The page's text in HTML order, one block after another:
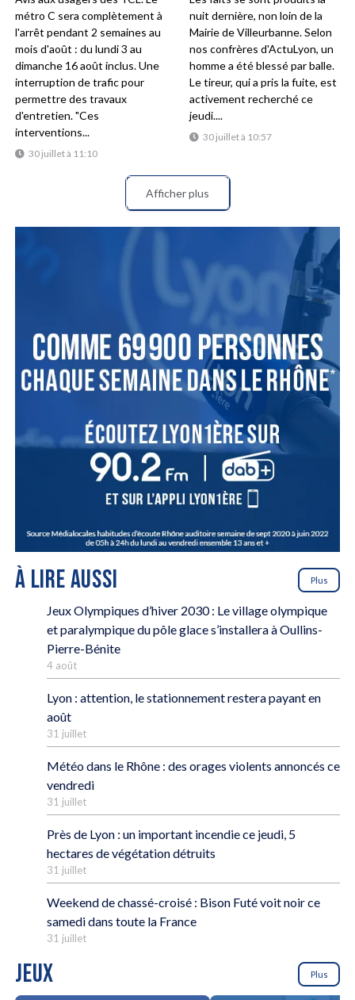
30 juillet à 11:10
métro C sera complètement à
l'arrêt pendant 2 semaines au
mois d'août : du lundi 3 au
dimanche 16 août inclus. Une
interruption de trafic pour
permettre des travaux
d'entretien. "Ces
interventions...
30 juillet à 10:57
nuit dernière, non loin de la
Mairie de Villeurbanne. Selon
nos confrères d'ActuLyon, un
homme a été blessé par balle.
Le tireur, qui a pris la fuite, est
activement recherché ce
jeudi....
Afficher plus
À LIRE AUSSI Plus
Jeux Olympiques d’hiver 2030 : Le village olympique
et paralympique du pôle glace s’installera à Oullins-
Pierre-Bénite
4 août
Lyon : attention, le stationnement restera payant en
août
31 juillet
Météo dans le Rhône : des orages violents annoncés ce
vendredi
31 juillet
Près de Lyon : un important incendie ce jeudi, 5
hectares de végétation détruits
31 juillet
Weekend de chassé-croisé : Bison Futé voit noir ce
samedi dans toute la France
31 juillet
JEUX Plus